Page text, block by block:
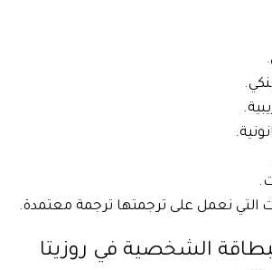
التي نعمل على ترجمتها ترجمة معتمدة.
الشخصية في روزيتا